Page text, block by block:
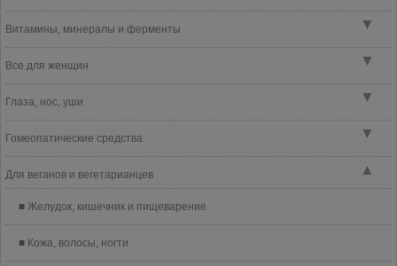
▼
Витамины, минералы и ферменты
▼
Все для женщин
▼
Глаза, нос, уши
▼
Гомеопатические средства
▲
Для веганов и вегетарианцев
Желудок, кишечник и пищеварение
Кожа, волосы, ногти